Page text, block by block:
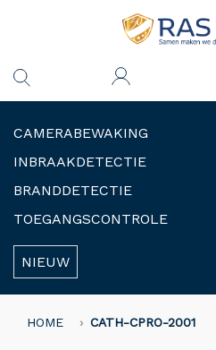
CAMERABEWAKING
INBRAAKDETECTIE
BRANDDETECTIE
TOEGANGSCONTROLE
NIEUW
HOME CATH-CPRO-2001